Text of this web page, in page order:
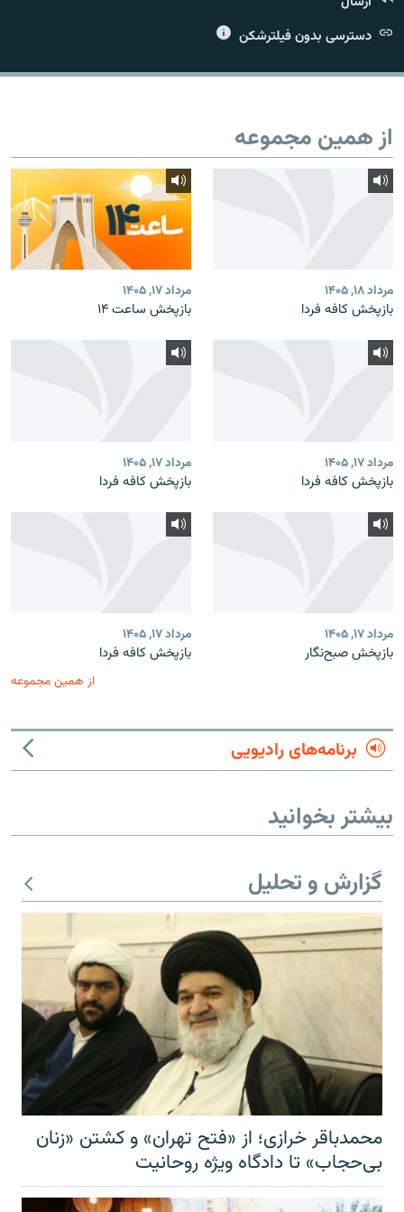
دسترسی بدون فیلترشکن
از همین مجموعه
مرداد ۱۸, ۱۴۰۵
بازپخش کافه فردا
مرداد ۱۷, ۱۴۰۵
بازپخش ساعت ۱۴
مرداد ۱۷, ۱۴۰۵
بازپخش کافه فردا
مرداد ۱۷, ۱۴۰۵
بازپخش کافه فردا
مرداد ۱۷, ۱۴۰۵
بازپخش صبح‌نگار
مرداد ۱۷, ۱۴۰۵
بازپخش کافه فردا
از همین مجموعه
برنامه‌های رادیویی
بیشتر بخوانید
گزارش و تحلیل
محمدباقر خرازی؛ از «فتح تهران» و کشتن «زنان
بی‌حجاب» تا دادگاه ویژه روحانیت